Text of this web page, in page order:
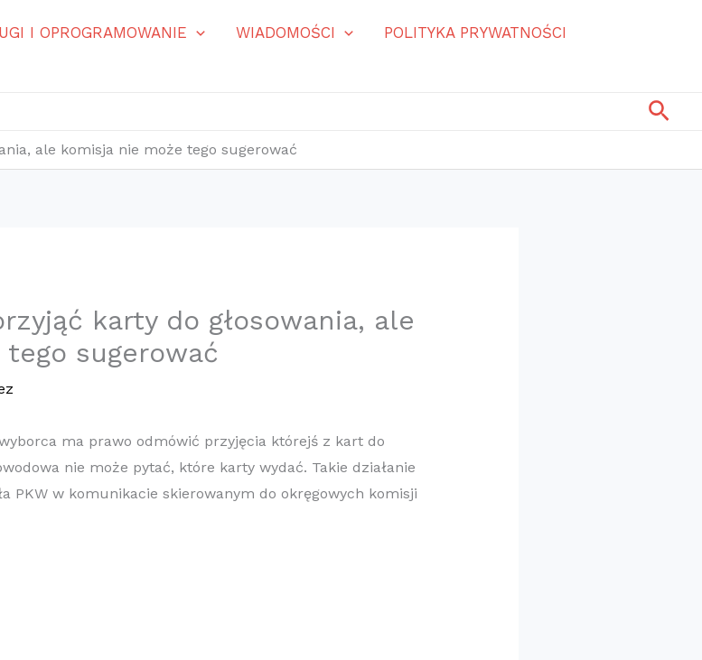
I OPROGRAMOWANIE WIADOMOŚCI
POLITYKA PRYWATNOŚCI
ale komisja nie może tego sugerować
karty do głosowania, ale
sugerować
ma prawo odmówić przyjęcia którejś z kart do
nie może pytać, które karty wydać. Takie działanie
PKW w komunikacie skierowanym do okręgowych komisji